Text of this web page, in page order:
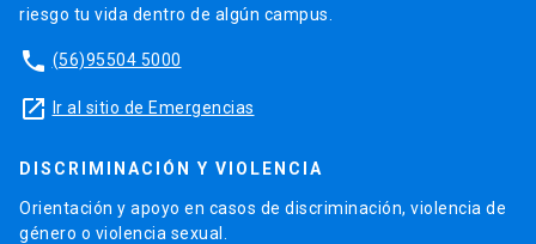
riesgo tu vida dentro de algún campus.
phone (56)95504 5000
launch Ir al sitio de Emergencias
DISCRIMINACIÓN Y VIOLENCIA
Orientación y apoyo en casos de discriminación, violencia de
género o violencia sexual.